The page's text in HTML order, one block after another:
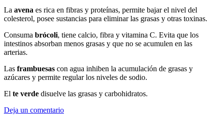
La avena es rica en fibras y proteínas, permite bajar el nivel del
colesterol, posee sustancias para eliminar las grasas y otras toxinas.
Consuma brócoli, tiene calcio, fibra y vitamina C. Evita que los
intestinos absorban menos grasas y que no se acumulen en las
arterias.
Las frambuesas con agua inhiben la acumulación de grasas y
azúcares y permite regular los niveles de sodio.
El te verde disuelve las grasas y carbohidratos.
Deja un comentario